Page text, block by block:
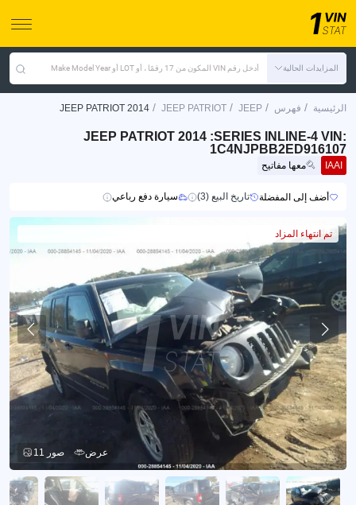
المزايدات الحالية أدخل رقم VIN المكون من 17 رقمًا ، أو LOT أو Make Model Year
الرئيسية / فهرس /
JEEP
/
JEEP PATRIOT
/
JEEP PATRIOT 2014
JEEP PATRIOT 2014 :SERIES INLINE-4 VIN:
1C4NJPBB2ED916107
IAAI معها مفاتيح
أضف إلى المفضلة تاريخ البيع (3) سيارة دفع رباعي
تم انتهاء المزاد
11 صور عرض